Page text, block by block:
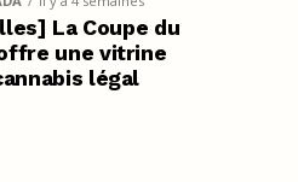
La Coupe du
une vitrine
légal